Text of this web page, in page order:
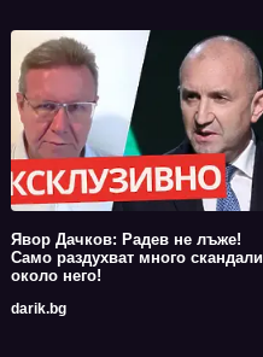
Явор Дачков: Радев не лъже!
Само раздухват много скандали
около него!
darik.bg